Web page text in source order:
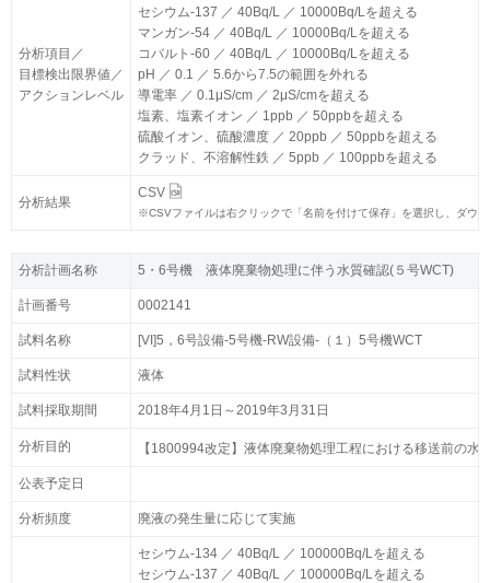
分析項目／
目標検出限界値／
アクションレベル
セシウム-137 ／ 40Bq/L ／ 10000Bq/Lを超える
マンガン-54 ／ 40Bq/L ／ 10000Bq/Lを超える
コバルト-60 ／ 40Bq/L ／ 10000Bq/Lを超える
pH ／ 0.1 ／ 5.6から7.5の範囲を外れる
導電率 ／ 0.1μS/cm ／ 2μS/cmを超える
塩素、塩素イオン ／ 1ppb ／ 50ppbを超える
硫酸イオン、硫酸濃度 ／ 20ppb ／ 50ppbを超える
クラッド、不溶解性鉄 ／ 5ppb ／ 100ppbを超える
分析結果
CSV
※CSVファイルは右クリックで「名前を付けて保存」を選択し、ダウ
分析項目／
目標検出限界値／
アクションレベル
セシウム-137 ／ 40Bq/L ／ 10000Bq/Lを超える
マンガン-54 ／ 40Bq/L ／ 10000Bq/Lを超える
コバルト-60 ／ 40Bq/L ／ 10000Bq/Lを超える
pH ／ 0.1 ／ 5.6から7.5の範囲を外れる
導電率 ／ 0.1μS/cm ／ 2μS/cmを超える
塩素、塩素イオン ／ 1ppb ／ 50ppbを超える
硫酸イオン、硫酸濃度 ／ 20ppb ／ 50ppbを超える
クラッド、不溶解性鉄 ／ 5ppb ／ 100ppbを超える
分析結果
CSV
※CSVファイルは右クリックで「名前を付けて保存」を選択し、ダウ
分析計画名称 5・6号機 液体廃棄物処理に伴う水質確認(５号WCT)
計画番号 0002141
試料名称 [VI]5，6号設備-5号機-RW設備-（１）5号機WCT
試料性状 液体
試料採取期間 2018年4月1日～2019年3月31日
分析目的 【1800994改定】液体廃棄物処理工程における移送前の
公表予定日
分析頻度 廃液の発生量に応じて実施
セシウム-134 ／ 40Bq/L ／ 100000Bq/Lを超える
セシウム-137 ／ 40Bq/L ／ 100000Bq/Lを超える
分析計画名称 5・6号機 液体廃棄物処理に伴う水質確認(５号WCT)
計画番号 0002141
試料名称 [VI]5，6号設備-5号機-RW設備-（１）5号機WCT
試料性状 液体
試料採取期間 2018年4月1日～2019年3月31日
分析目的 【1800994改定】液体廃棄物処理工程における移送前の
公表予定日
分析頻度 廃液の発生量に応じて実施
セシウム-134 ／ 40Bq/L ／ 100000Bq/Lを超える
セシウム-137 ／ 40Bq/L ／ 100000Bq/Lを超える